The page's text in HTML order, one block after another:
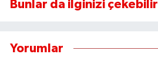
Bunlar da ilginizi çekebilir
Yorumlar